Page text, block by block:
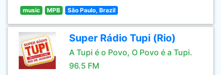
music MPB São Paulo, Brazil
Super Rádio Tupi (Rio)
A Tupi é o Povo, O Povo é a Tupi.
96.5 FM